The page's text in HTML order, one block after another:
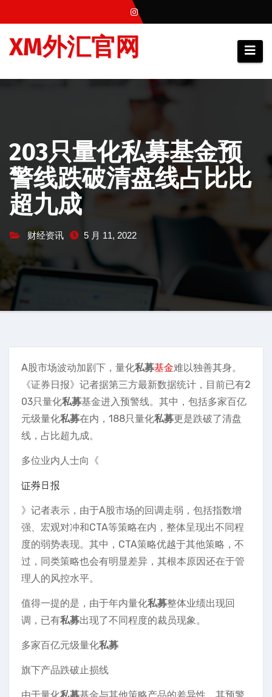
至
XM外汇官网
203只量化私募基金预
警线跌破清盘线占比比
超九成
财经资讯 5 月 11, 2022
A股市场波动加剧下，量化私募基金难以独善其身。
《证券日报》记者据第三方最新数据统计，目前已有2
03只量化私募基金进入预警线。其中，包括多家百亿
元级量化私募在内，188只量化私募更是跌破了清盘
线，占比超九成。
多位业内人士向《
》记者表示，由于A股市场的回调走弱，包括指数增
强、宏观对冲和CTA等策略在内，整体呈现出不同程
度的弱势表现。其中，CTA策略优越于其他策略，不
过，同类策略也会有明显差异，其根本原因还在于管
理人的风控水平。
值得一提的是，由于年内量化私募整体业绩出现回
调，已有私募出现了不同程度的裁员现象。
多家百亿元级量化私募
旗下产品跌破止损线